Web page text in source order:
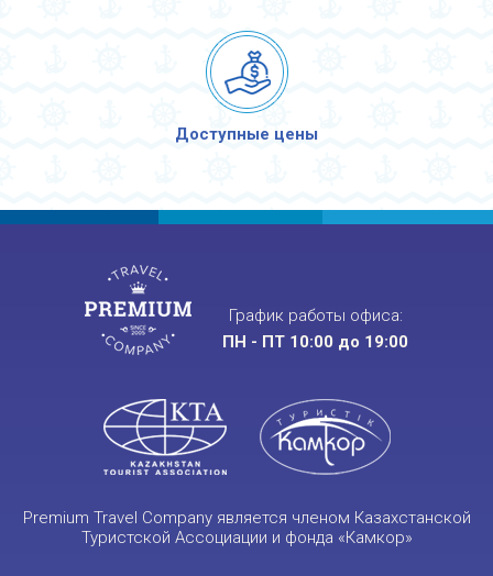
Доступные цены
График работы офиса:
ПН - ПТ 10:00 до 19:00
Premium Travel Company является членом Казахстанской
Туристской Ассоциации и фонда «Камкор»